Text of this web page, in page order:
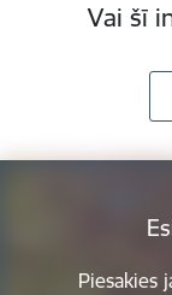
Vai šī
Piesakies